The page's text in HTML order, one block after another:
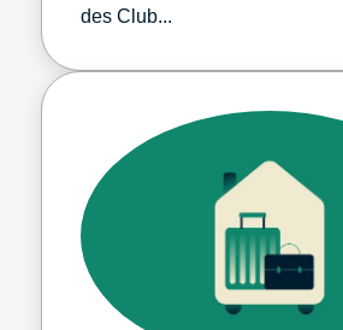
des Club...